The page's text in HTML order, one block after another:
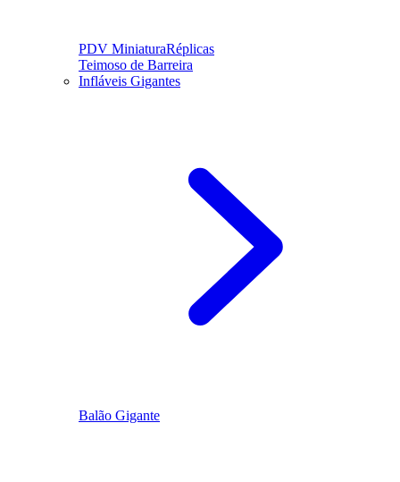
PDV MiniaturaRéplicas
Teimoso de Barreira
Infláveis Gigantes
Balão Gigante